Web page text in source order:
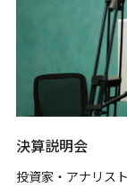
決算説明会
投資家・アナリス